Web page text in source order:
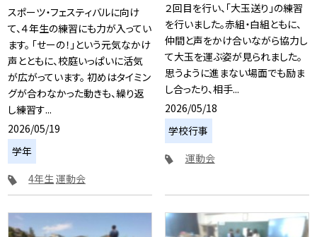
スポーツ・フェスティバルに向け
て、４年生の練習にも力が入ってい
ます。 「せーの！」という元気なかけ
声とともに、校庭いっぱいに活気
が広がっています。 初めはタイミン
グが合わなかった動きも、繰り返
し練習す...
2026/05/19
学年
4年生 運動会
２回目を行い、「大玉送り」の練習
を行いました。赤組・白組ともに、
仲間と声をかけ合いながら協力し
て大玉を運ぶ姿が見られました。
思うように進まない場面でも励ま
し合ったり、相手...
2026/05/18
学校行事
運動会